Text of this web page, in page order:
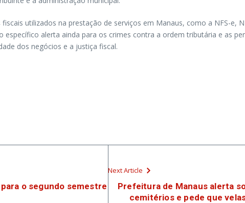
utilizados na prestação de serviços em Manaus, como a NFS-e,
alerta ainda para os crimes contra a ordem tributária e as
dos negócios e a justiça fiscal.
o segundo semestre
Next Article
Prefeitura de Manaus alerta
cemitérios e pede que